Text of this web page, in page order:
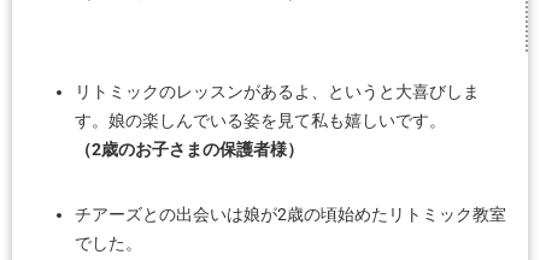
リトミックのレッスンがあるよ、というと大喜びしま
す。娘の楽しんでいる姿を見て私も嬉しいです。
（2歳のお子さまの保護者様）
チアーズとの出会いは娘が2歳の頃始めたリトミック教室
でした。